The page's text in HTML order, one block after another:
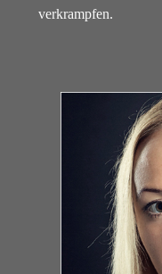
verkrampfen.